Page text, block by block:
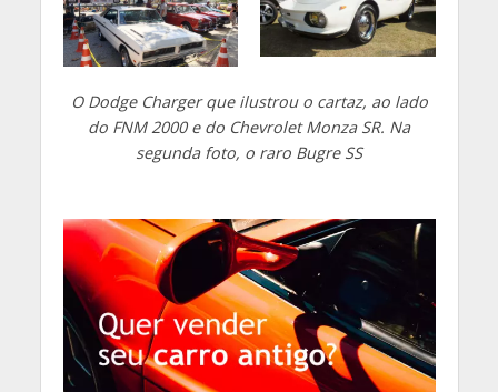
O Dodge Charger que ilustrou o cartaz, ao lado
do FNM 2000 e do Chevrolet Monza SR. Na
segunda foto, o raro Bugre SS